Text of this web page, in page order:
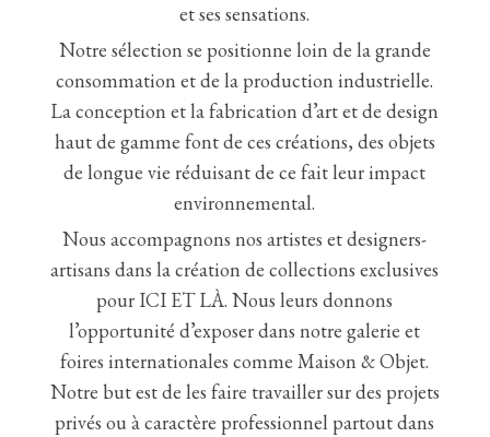
et ses sensations.
Notre sélection se positionne loin de la grande
consommation et de la production industrielle.
La conception et la fabrication d’art et de design
haut de gamme font de ces créations, des objets
de longue vie réduisant de ce fait leur impact
environnemental.
Nous accompagnons nos artistes et designers-
artisans dans la création de collections exclusives
pour ICI ET LÀ. Nous leurs donnons
l’opportunité d’exposer dans notre galerie et
foires internationales comme Maison & Objet.
Notre but est de les faire travailler sur des projets
privés ou à caractère professionnel partout dans